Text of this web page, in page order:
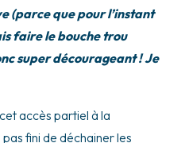
(parce que pour l’instant
faire le bouche trou
super décourageant ! Je
accès partiel à la
fini de déchainer les